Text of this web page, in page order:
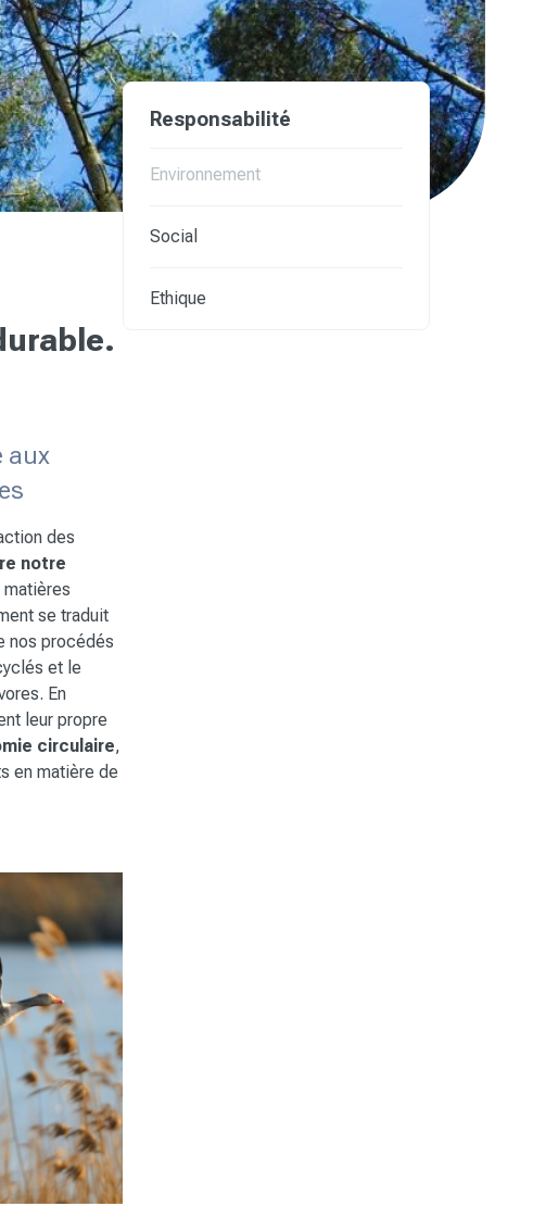
aux
des
notre
se traduit
nos procédés
et le
En
leur propre
circulaire,
en matière de
Responsabilité
Environnement
Social
Ethique